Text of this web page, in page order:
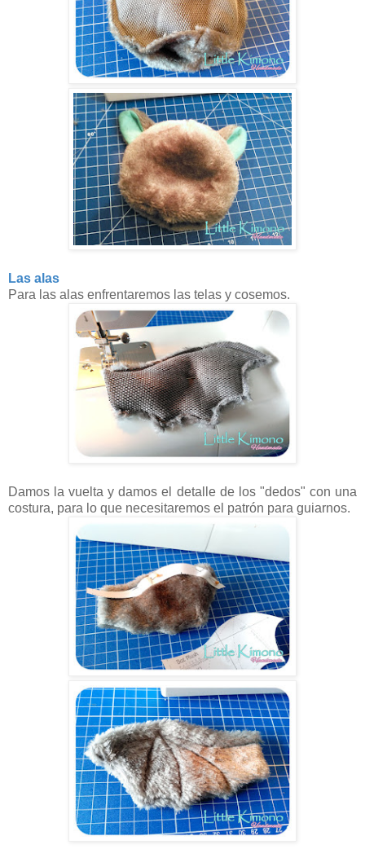
Las alas
Para las alas enfrentaremos las telas y cosemos.
Damos la vuelta y damos el detalle de los "dedos" con una
costura, para lo que necesitaremos el patrón para guiarnos.